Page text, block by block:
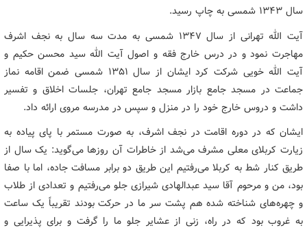
سال 1343 شمسی به چاپ رسید.
آیت الله تهرانی از سال 1347 شمسی به مدت سه سال به نجف اشرف
مهاجرت نمود و در درس خارج فقه و اصول آیت الله سید محسن حکیم و
آیت الله خویی شرکت کرد ایشان از سال 1351 شمسی ضمن اقامه نماز
جماعت در مسجد جامع بازار مسجد جامع تهران، جلسات اخلاق و تفسیر
داشت و دروس خارج خود را در منزل و سپس در مدرسه مروی ارائه داد.
ایشان که در دوره اقامت در نجف اشرف، به صورت مستمر با پای پیاده به
زیارت کربلای معلی مشرف می‌شد از خاطرات آن روزها می‌گوید: یک سال از
طریق کنار شط به کربلا می‌رفتیم این طریق دو برابر مسافت جاده، اما با صفا
بود، من و مرحوم آقا سید عبدالهادی شیرازی جلو می‌رفتیم و تعدادی از طلاب
و چهره‌های شناخته شده هم پشت سر ما در حرکت بودند تقریباً یک ساعت
به غروب بود که در راه، زنی از عشایر جلو ما را گرفت و برای پذیرایی و